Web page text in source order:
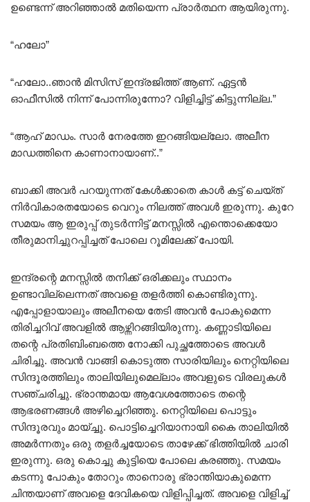
ഉണ്ടെന്ന് അറിഞ്ഞാൽ മതിയെന്ന പ്രാർത്ഥന ആയിരുന്നു.
“ഹലോ”
“ഹലോ..ഞാൻ മിസിസ് ഇന്ദ്രജിത്ത് ആണ്. ഏട്ടൻ
ഓഫീസിൽ നിന്ന് പോന്നിരുന്നോ? വിളിച്ചിട്ട് കിട്ടുന്നില്ല.”
“ആഹ് മാഡം. സാർ നേരത്തേ ഇറങ്ങിയല്ലോ. അലീന
മാഡത്തിനെ കാണാനായാണ്..”
ബാക്കി അവർ പറയുന്നത് കേൾക്കാതെ കാൾ കട്ട്‌ ചെയ്ത്
നിർവികാരതയോടെ വെറും നിലത്ത് അവൾ ഇരുന്നു. കുറേ
സമയം ആ ഇരുപ്പ് തുടർന്നിട്ട് മനസ്സിൽ എന്തൊക്കെയോ
തീരുമാനിച്ചുറപ്പിച്ചത് പോലെ റൂമിലേക്ക് പോയി.
ഇന്ദ്രന്റെ മനസ്സിൽ തനിക്ക് ഒരിക്കലും സ്ഥാനം
ഉണ്ടാവില്ലെന്നത് അവളെ തളർത്തി കൊണ്ടിരുന്നു.
എപ്പോളായാലും അലീനയെ തേടി അവൻ പോകുമെന്ന
തിരിച്ചറിവ് അവളിൽ ആഴ്ന്നിറങ്ങിയിരുന്നു. കണ്ണാടിയിലെ
തന്റെ പ്രതിബിംബത്തെ നോക്കി പുച്ഛത്തോടെ അവൾ
ചിരിച്ചു. അവൻ വാങ്ങി കൊടുത്ത സാരിയിലും നെറ്റിയിലെ
സിന്ദൂരത്തിലും താലിയിലുമെല്ലാം അവളുടെ വിരലുകൾ
സഞ്ചരിച്ചു. ഭ്രാന്തമായ ആവേശത്തോടെ തന്റെ
ആഭരണങ്ങൾ അഴിച്ചെറിഞ്ഞു. നെറ്റിയിലെ പൊട്ടും
സിന്ദൂരവും മായ്ച്ചു. പൊട്ടിച്ചെറിയാനായി കൈ താലിയിൽ
അമർന്നതും ഒരു തളർച്ചയോടെ താഴേക്ക് ഭിത്തിയിൽ ചാരി
ഇരുന്നു. ഒരു കൊച്ചു കുട്ടിയെ പോലെ കരഞ്ഞു. സമയം
കടന്നു പോകും തോറും താനൊരു ഭ്രാന്തിയാകുമെന്ന
ചിന്തയാണ് അവളെ ദേവികയെ വിളിപ്പിച്ചത്. അവളെ വിളിച്ച്